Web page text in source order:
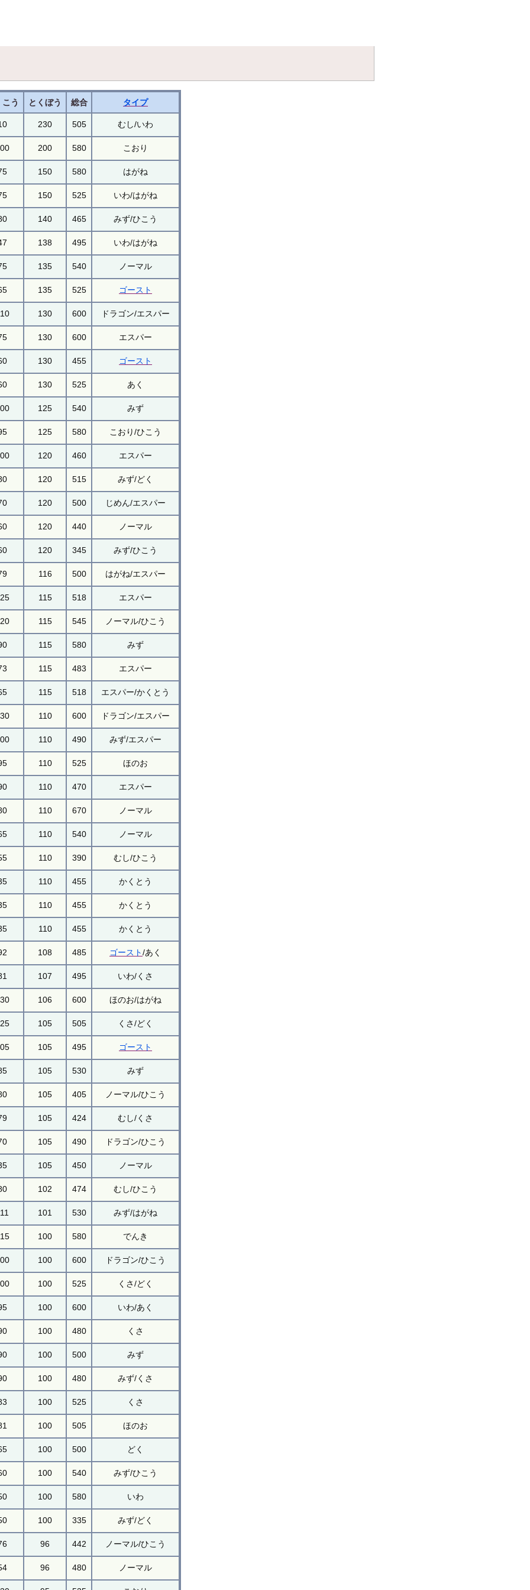
う とくぼう 総合 タイプ
230 505 むし/いわ
200 580 こおり
150 580 はがね
150 525 いわ/はがね
140 465 みず/ひこう
138 495 いわ/はがね
135 540 ノーマル
135 525 ゴースト
130 600 ドラゴン/エスパー
130 600 エスパー
130 455 ゴースト
130 525 あく
125 540 みず
125 580 こおり/ひこう
120 460 エスパー
120 515 みず/どく
120 500 じめん/エスパー
120 440 ノーマル
120 345 みず/ひこう
116 500 はがね/エスパー
115 518 エスパー
115 545 ノーマル/ひこう
115 580 みず
115 483 エスパー
115 518 エスパー/かくとう
110 600 ドラゴン/エスパー
110 490 みず/エスパー
110 525 ほのお
110 470 エスパー
110 670 ノーマル
110 540 ノーマル
110 390 むし/ひこう
110 455 かくとう
110 455 かくとう
110 455 かくとう
108 485 ゴースト/あく
107 495 いわ/くさ
106 600 ほのお/はがね
105 505 くさ/どく
105 495 ゴースト
105 530 みず
105 405 ノーマル/ひこう
105 424 むし/くさ
105 490 ドラゴン/ひこう
105 450 ノーマル
102 474 むし/ひこう
101 530 みず/はがね
100 580 でんき
100 600 ドラゴン/ひこう
100 525 くさ/どく
100 600 いわ/あく
100 480 くさ
100 500 みず
100 480 みず/くさ
100 525 くさ
100 505 ほのお
100 500 どく
100 540 みず/ひこう
100 580 いわ
100 335 みず/どく
96 442 ノーマル/ひこう
96 480 ノーマル